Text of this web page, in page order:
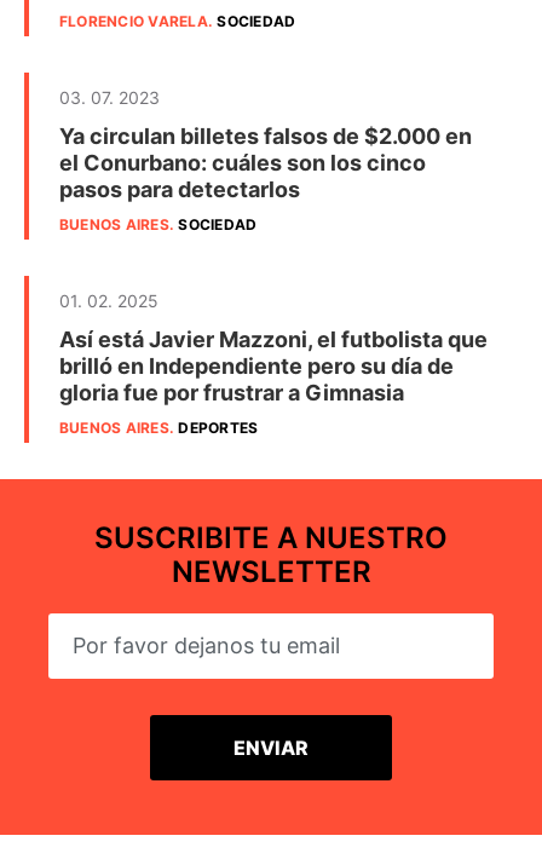
FLORENCIO VARELA.SOCIEDAD
03. 07. 2023
Ya circulan billetes falsos de $2.000 en
el Conurbano: cuáles son los cinco
pasos para detectarlos
BUENOS AIRES.SOCIEDAD
01. 02. 2025
Así está Javier Mazzoni, el futbolista que
brilló en Independiente pero su día de
gloria fue por frustrar a Gimnasia
BUENOS AIRES.DEPORTES
SUSCRIBITE A NUESTRO
NEWSLETTER